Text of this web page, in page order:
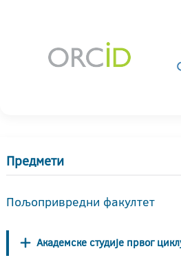
Предмети
Пољопривредни факултет
Академске студије првог